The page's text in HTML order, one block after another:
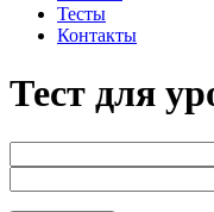
Тесты
Контакты
Тест для